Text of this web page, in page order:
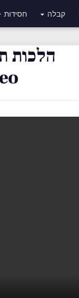
קבלה חסידות